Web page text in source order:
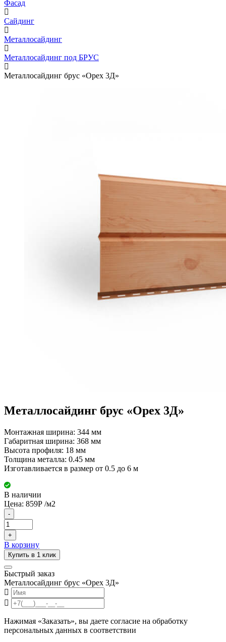
Фасад
Сайдинг
Металлосайдинг
Металлосайдинг под БРУС
Металлосайдинг брус «Орех 3Д»
Металлосайдинг брус «Орех 3Д»
Монтажная ширина: 344 мм
Габаритная ширина: 368 мм
Высота профиля: 18 мм
Толщина металла: 0.45 мм
Изготавливается в размер от 0.5 до 6 м
В наличии
Цена: 859Р /м2
-
+
В корзину
Купить в 1 клик
Быстрый заказ
Металлосайдинг брус «Орех 3Д»
Нажимая «Заказать», вы даете согласие на обработку
персональных данных в соответствии